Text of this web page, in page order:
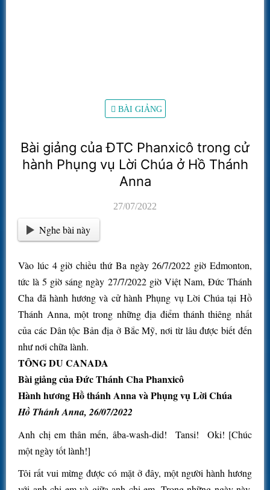
BÀI GIẢNG
Bài giảng của ĐTC Phanxicô trong cử
hành Phụng vụ Lời Chúa ở Hồ Thánh
Anna
27/07/2022
Nghe bài này
Vào lúc 4 giờ chiều thứ Ba ngày 26/7/2022 giờ Edmonton,
tức là 5 giờ sáng ngày 27/7/2022 giờ Việt Nam, Đức Thánh
Cha đã hành hương và cử hành Phụng vụ Lời Chúa tại Hồ
Thánh Anna, một trong những địa điểm thánh thiêng nhất
của các Dân tộc Bản địa ở Bắc Mỹ, nơi từ lâu được biết đến
như nơi chữa lành.
TÔNG DU CANADA
Bài giảng của Đức Thánh Cha Phanxicô
Hành hương Hồ thánh Anna và Phụng vụ Lời Chúa
Hồ Thánh Anna, 26/07/2022
Anh chị em thân mến, âba-wash-did! Tansi! Oki! [Chúc
một ngày tốt lành!]
Tôi rất vui mừng được có mặt ở đây, một người hành hương